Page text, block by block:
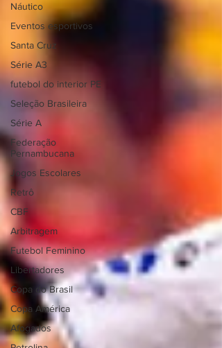
Náutico
Eventos esportivos
Santa Cruz
Série A3
futebol do interior PE
Seleção Brasileira
Série A
Federação
Pernambucana
Jogos Escolares
Retrô
CBF
Arbitragem
Futebol Feminino
Libertadores
Copa do Brasil
Copa América
Afogados